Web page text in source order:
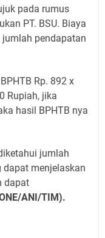
pada rumus
PT. BSU. Biaya
pendapatan
Rp. 892 x
Rupiah, jika
hasil BPHTB nya
jumlah
dapat menjelaskan
dapat
ANI/TIM).